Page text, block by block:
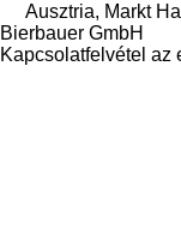
Ausztria, Markt
Bierbauer GmbH
Kapcsolatfelvétel az